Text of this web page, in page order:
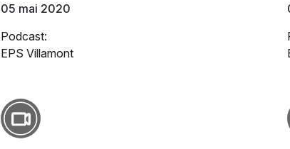
05 mai 2020
Podcast:
EPS Villamont